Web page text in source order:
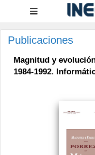
Menú
navegación
Publicaciones
Magnitud y
1984-1992.